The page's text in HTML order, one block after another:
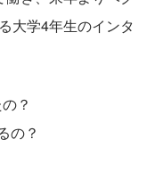
大学4年生のインタ
？
の？